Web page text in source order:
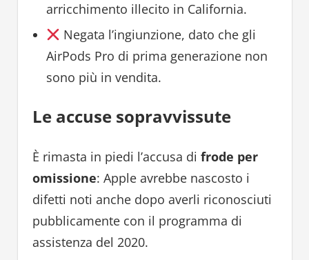
arricchimento illecito in California.
Negata l’ingiunzione, dato che gli
AirPods Pro di prima generazione non
sono più in vendita.
Le accuse sopravvissute
È rimasta in piedi l’accusa di frode per
omissione: Apple avrebbe nascosto i
difetti noti anche dopo averli riconosciuti
pubblicamente con il programma di
assistenza del 2020.